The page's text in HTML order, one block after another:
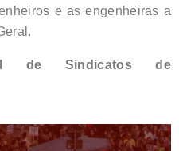
e as engenheiras a
de Sindicatos de